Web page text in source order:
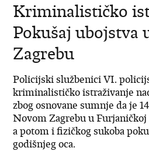
Kriminalističko
Pokušaj ubojstva
Zagrebu
Policijski službenici VI.
kriminalističko istraživanje
zbog osnovane sumnje da je
Novom Zagrebu u
a potom i fizičkog sukoba
godišnjeg oca.